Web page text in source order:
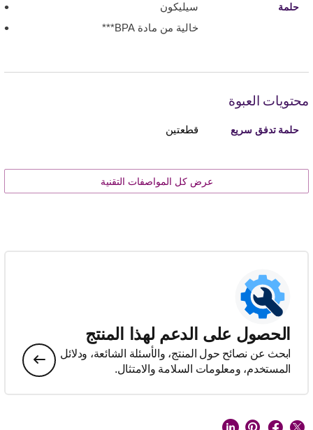
حلمة
سيليكون
خالية من مادة BPA***
محتويات العبوة
حلمة تدفق سريع قطعتين
عرض كل المواصفات التقنية
الحصول على الدعم لهذا المنتج
ابحث عن نصائح حول المنتج، والأسئلة الشائعة، ودلائل
المستخدم، ومعلومات السلامة والامتثال.